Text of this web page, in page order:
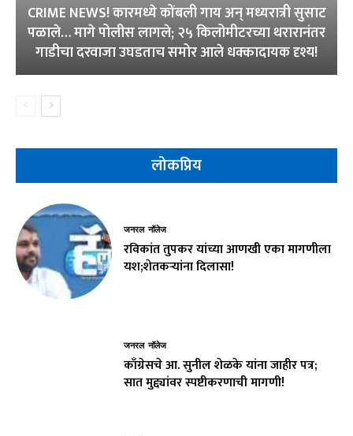
CRIME NEWS! कारमध्ये कोंबली गाय अन् मध्यरात्री सुसाट
पळाले… मागे पोलीस लागले; २५ किलोमीटरच्या थरारानंतर
गाडीचा दरवाजा उघडताच समोर आले धक्कादायक दृश्य!
लोकप्रिय
जनरल नॉलेज
रविकांत तुपकर यांच्या आणखी एका मागणीला
यश;शेतकऱ्यांना दिलासा!
जनरल नॉलेज
काँग्रेसचे आ. सुनील शेळके यांना जाहीर पत्र;
सात मुद्द्यांवर स्पष्टीकरणाची मागणी!